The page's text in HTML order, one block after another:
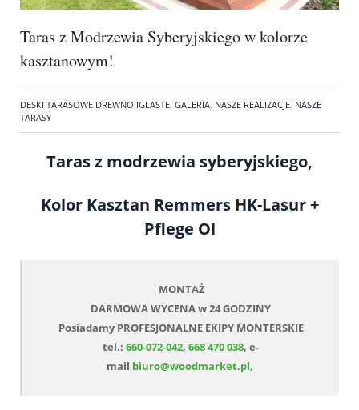
Taras z Modrzewia Syberyjskiego w kolorze
kasztanowym!
DESKI TARASOWE DREWNO IGLASTE GALERIA NASZE REALIZACJE NASZE
TARASY
Taras z modrzewia syberyjskiego,
Kolor Kasztan Remmers HK-Lasur +
Pflege Ol
MONTAŻ
DARMOWA WYCENA w 24 GODZINY
Posiadamy PROFESJONALNE EKIPY MONTERSKIE
tel.: 660-072-042, 668 470 038, e-
mail biuro@woodmarket.pl,